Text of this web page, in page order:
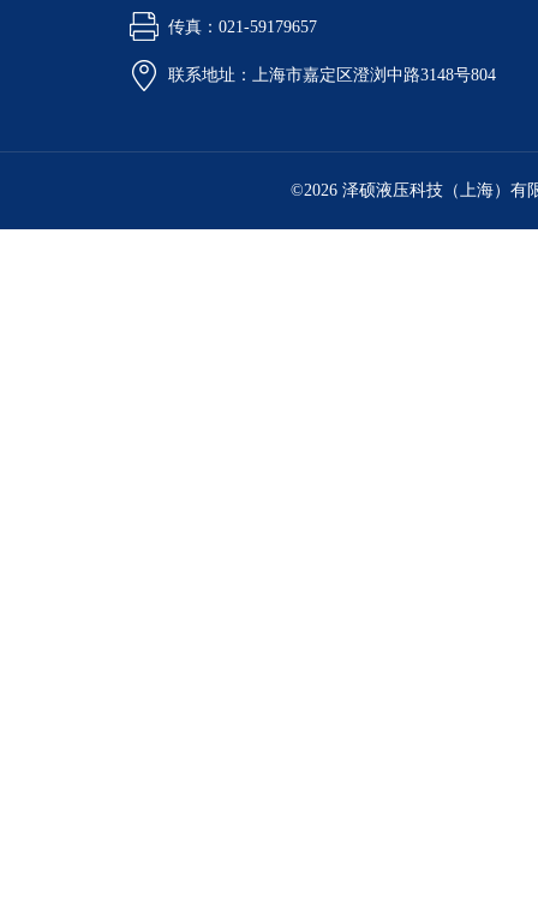
传真：021-59179657
联系地址：上海市嘉定区澄浏中路3148号804
©2026 泽硕液压科技（上海）有